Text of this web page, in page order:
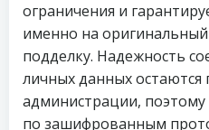
ограничения и
именно на оригинальный
подделку. Надежность
личных данных остаются
администрации, поэтому
по зашифрованным